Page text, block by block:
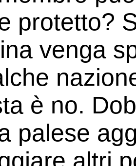
protetto?
venga
è no.
palese
altri